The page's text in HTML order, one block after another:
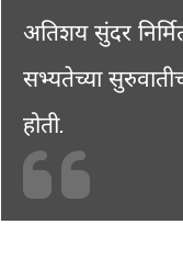
अतिशय सुंदर
सभ्यतेच्या
होती.